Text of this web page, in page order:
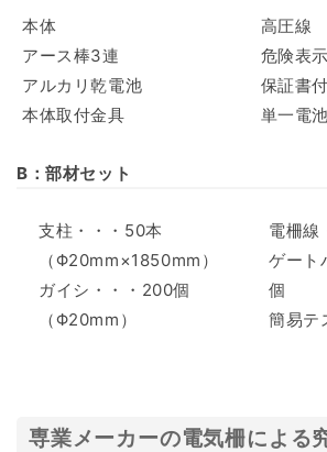
本体
アース棒3連
アルカリ乾電池
本体取付金具
高圧線
危険表
保証書
単一電
B：部材セット
支柱・・・50本
（Φ20mm×1850mm）
ガイシ・・・200個
（Φ20mm）
電柵線
ゲート
個
簡易テ
専業メーカーの電気柵による